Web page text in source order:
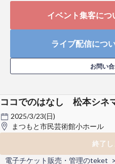
イベント集客につ
ライブ配信につ
お問い
ココでのはなし 松本シネ
2025/3/23(日)
まつもと市民芸術館小ホール
終了し
電子チケット販売・管理のteket